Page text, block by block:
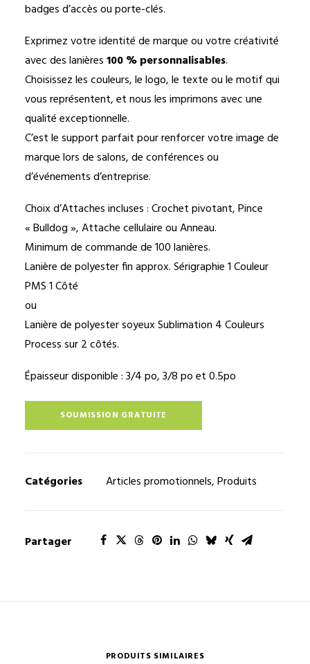
badges d’accès ou porte-clés.
Exprimez votre identité de marque ou votre créativité
avec des lanières100 % personnalisables.
Choisissez les couleurs, le logo, le texte ou le motif qui
vous représentent, et nous les imprimons avec une
qualité exceptionnelle.
C’est le support parfait pour renforcer votre image de
marque lors de salons, de conférences ou
d’événements d’entreprise.
Choix d’Attaches incluses : Crochet pivotant, Pince
« Bulldog », Attache cellulaire ou Anneau.
Minimum de commande de 100 lanières.
Lanière de polyester fin approx. Sérigraphie 1 Couleur
PMS 1 Côté
ou
Lanière de polyester soyeux Sublimation 4 Couleurs
Process sur 2 côtés.
Épaisseur disponible : 3/4 po, 3/8 po et 0.5po
SOUMISSION GRATUITE
Catégories Articles promotionnels,Produits
Partager
PRODUITS SIMILAIRES